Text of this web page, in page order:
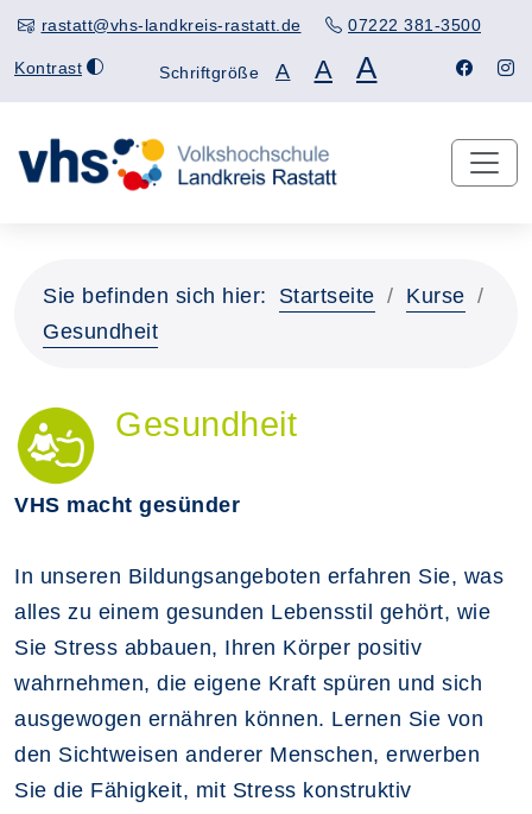
rastatt@vhs-landkreis-rastatt.de 07222 381-3500
Kontrast Schriftgröße A A A
Sie befinden sich hier: Startseite
Kurse
Gesundheit
Gesundheit
VHS macht gesünder
In unseren Bildungsangeboten erfahren Sie, was
alles zu einem gesunden Lebensstil gehört, wie
Sie Stress abbauen, Ihren Körper positiv
wahrnehmen, die eigene Kraft spüren und sich
ausgewogen ernähren können. Lernen Sie von
den Sichtweisen anderer Menschen, erwerben
Sie die Fähigkeit, mit Stress konstruktiv